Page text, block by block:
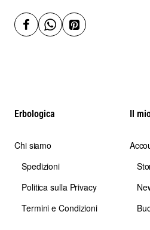
Erbologica
Chi siamo
Spedizioni
Politica sulla Privacy
Termini e Condizioni
Il